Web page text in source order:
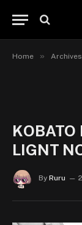
Home » Archives
KOBATO
LIGNT
By Ruru